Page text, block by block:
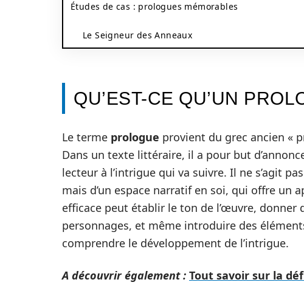
Études de cas : prologues mémorables
Le Seigneur des Anneaux
QU’EST-CE QU’UN
Le terme prologue provient du grec ancien «
Dans un texte littéraire, il a pour but
lecteur à l’intrigue qui va suivre. Il ne s’agit
mais d’un espace narratif en soi, qui offre un
efficace peut établir le ton de l’œuvre, donner
personnages, et même introduire des
comprendre le développement de l’intrigue.
A découvrir également : Tout savoir sur la